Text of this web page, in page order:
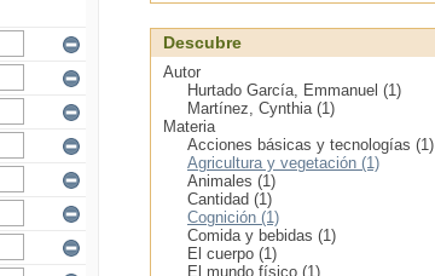
Descubre
Autor
Hurtado García, Emmanuel (1)
Martínez, Cynthia (1)
Materia
Acciones básicas y tecnologías (1)
Agricultura y vegetación (1)
Animales (1)
Cantidad (1)
Cognición (1)
Comida y bebidas (1)
El cuerpo (1)
El mundo físico (1)